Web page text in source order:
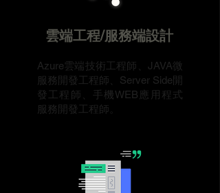
​雲端工程/服務端設計
​Azure雲端技術工程師、JAVA微
服務開發工程師、Server Side開
發工程師、手機WEB應用程式
服務開發工程師。